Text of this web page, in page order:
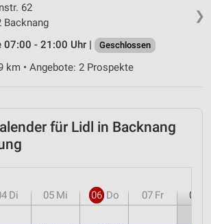
❯
62
Backnang
07:00 - 21:00 Uhr |
Geschlossen
km • Angebote: 2 Prospekte
für Lidl in Backnang
Di 05 Mi 06 Do 07 Fr 08